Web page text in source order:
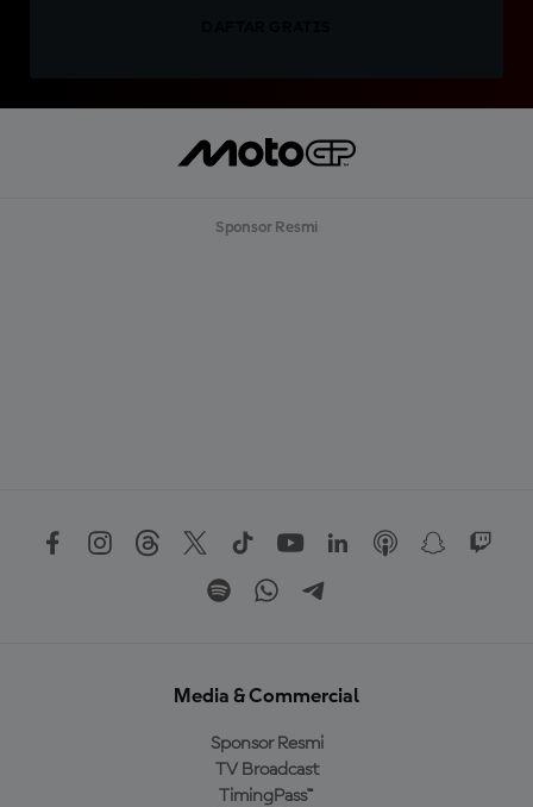
Sponsor Resmi
Media & Commercial
Sponsor Resmi
TV Broadcast
TimingPass™